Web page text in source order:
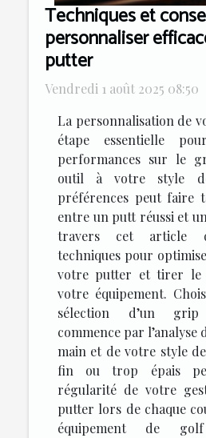
Techniques et
personnaliser
putter
Vendredi 1 août 2025 08:50
La personnalisation de
étape essentielle
performances sur le
outil à votre style
préférences peut faire
entre un putt réussi et
travers cet article
techniques pour
votre putter et tirer le
votre équipement.
sélection d’un
commence par
main et de votre style
fin ou trop épais
régularité de votre
putter lors de chaque
équipement de golf